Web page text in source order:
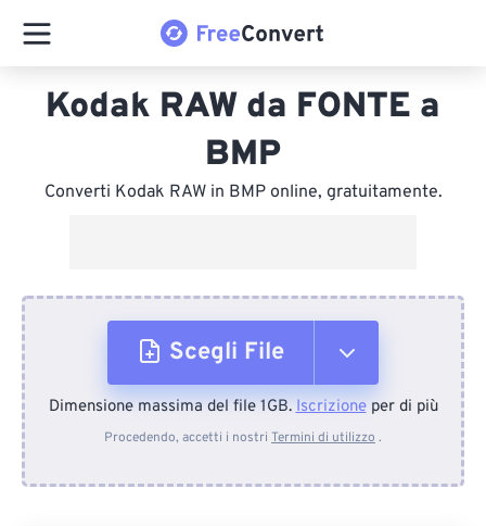
Kodak RAW da FONTE a
BMP
Converti Kodak RAW in BMP online, gratuitamente.
Scegli File
Dal dispositivo
Dimensione massima del file 1GB.Iscrizioneper di più
Procedendo, accetti i nostri Termini di utilizzo .